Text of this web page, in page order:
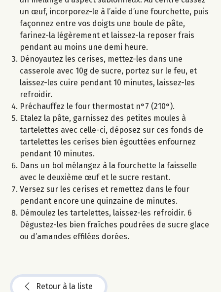
un œuf, incorporez-le à l’aide d’une fourchette, puis
façonnez entre vos doigts une boule de pâte,
farinez-la légèrement et laissez-la reposer frais
pendant au moins une demi heure.
Dénoyautez les cerises, mettez-les dans une
casserole avec 10g de sucre, portez sur le feu, et
laissez-les cuire pendant 10 minutes, laissez-les
refroidir.
Préchauffez le four thermostat n°7 (210°).
Etalez la pâte, garnissez des petites moules à
tartelettes avec celle-ci, déposez sur ces fonds de
tartelettes les cerises bien égouttées enfournez
pendant 10 minutes.
Dans un bol mélangez à la fourchette la faisselle
avec le deuxième œuf et le sucre restant.
Versez sur les cerises et remettez dans le four
pendant encore une quinzaine de minutes.
Démoulez les tartelettes, laissez-les refroidir. 6
Dégustez-les bien fraîches poudrées de sucre glace
ou d’amandes effilées dorées.
Retour à la liste